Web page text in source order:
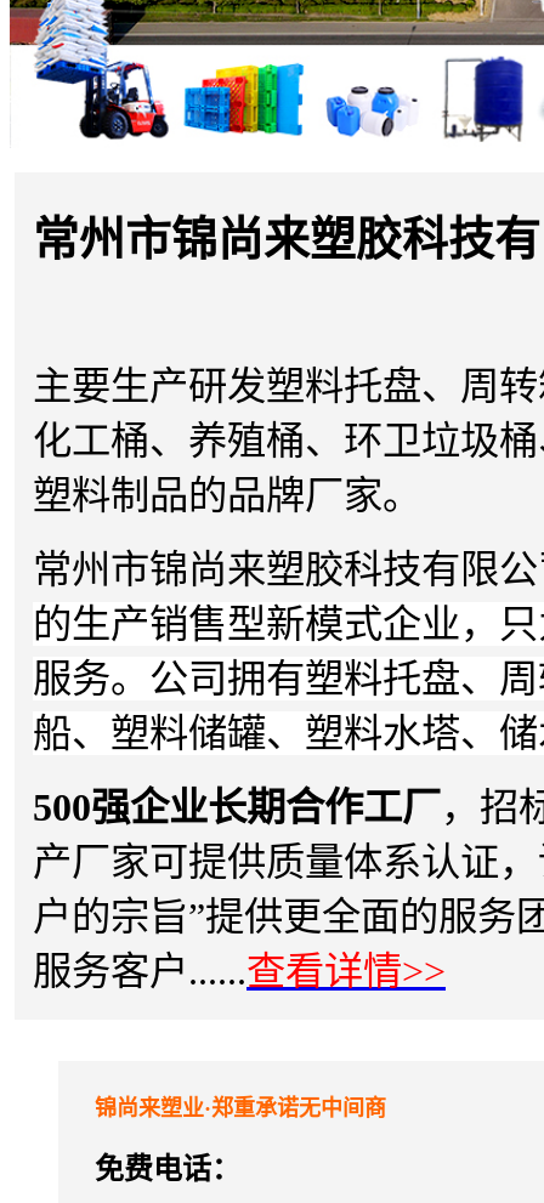
常州市锦尚来塑胶科技
主要生产研发塑料托盘、周
化工桶、养殖桶、环卫垃圾
塑料制品的品牌厂家。
常州市锦尚来塑胶科技有限
的生产销售型新模式企业，
服务。公司拥有塑料托盘、
船、塑料储罐、塑料水塔、
500强企业长期合作工厂，招
产厂家可提供质量体系认证
户的宗旨”提供更全面的服务
服务客户......查看详情>>
锦尚来塑业·郑重承诺无中间商
免费电话：